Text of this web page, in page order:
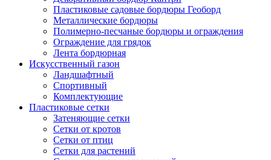
Пластиковые садовые бордюры Геоборд
Металлические бордюры
Полимерно-песчаные бордюры и ограждения
Ограждение для грядок
Лента бордюрная
Искусственный газон
Ландшафтный
Спортивный
Комплектующие
Пластиковые сетки
Затеняющие сетки
Сетки от кротов
Сетки от птиц
Сетки для растений